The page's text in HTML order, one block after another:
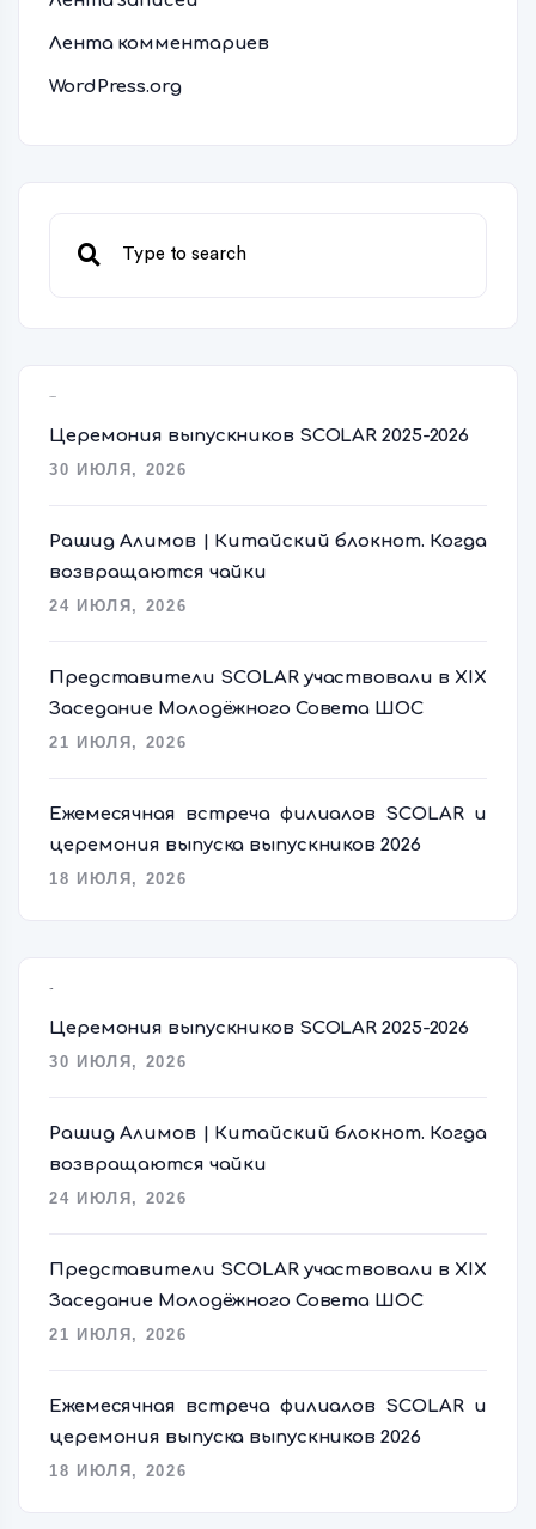
Лента комментариев
WordPress.org
Церемония выпускников SCOLAR 2025-2026
30 ИЮЛЯ, 2026
Рашид Алимов | Китайский блокнот. Когда
возвращаются чайки
24 ИЮЛЯ, 2026
Представители SCOLAR участвовали в XIX
Заседание Молодёжного Совета ШОС
21 ИЮЛЯ, 2026
Ежемесячная встреча филиалов SCOLAR и
церемония выпуска выпускников 2026
18 ИЮЛЯ, 2026
Церемония выпускников SCOLAR 2025-2026
30 ИЮЛЯ, 2026
Рашид Алимов | Китайский блокнот. Когда
возвращаются чайки
24 ИЮЛЯ, 2026
Представители SCOLAR участвовали в XIX
Заседание Молодёжного Совета ШОС
21 ИЮЛЯ, 2026
Ежемесячная встреча филиалов SCOLAR и
церемония выпуска выпускников 2026
18 ИЮЛЯ, 2026